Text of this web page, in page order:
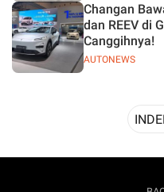
AUTONEWS
Changan
dan REEV di
Canggihnya!